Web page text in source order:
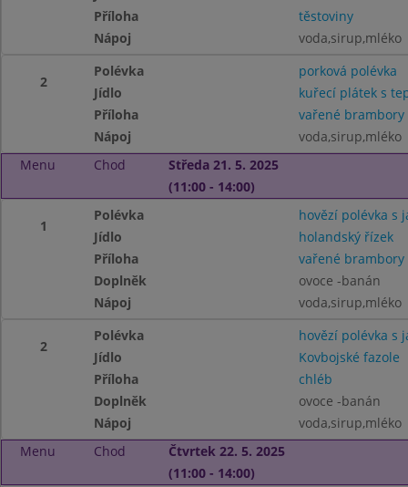
Příloha
těstoviny
Nápoj
voda,sirup,mléko
2
Polévka
porková polévka
Jídlo
kuřecí plátek s
Příloha
vařené brambory
Nápoj
voda,sirup,mléko
Menu
Chod
Středa 21. 5. 2025
(11:00 - 14:00)
1
Polévka
hovězí polévka s
Jídlo
holandský řízek
Příloha
vařené brambory
Doplněk
ovoce -banán
Nápoj
voda,sirup,mléko
2
Polévka
hovězí polévka s
Jídlo
Kovbojské fazole
Příloha
chléb
Doplněk
ovoce -banán
Nápoj
voda,sirup,mléko
Menu
Chod
Čtvrtek 22. 5. 2025
(11:00 - 14:00)